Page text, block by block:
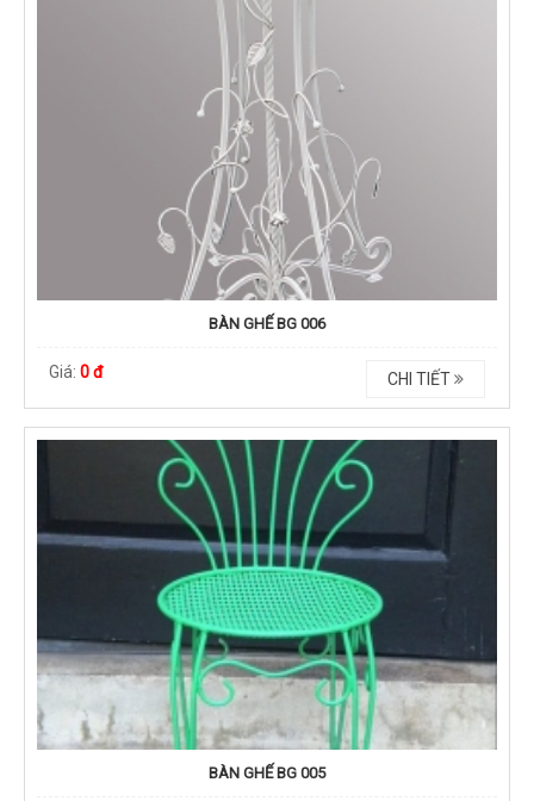
BÀN GHẾ BG 006
Giá: 0 đ CHI TIẾT
BÀN GHẾ BG 005